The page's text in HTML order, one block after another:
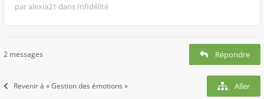
par alexia21 dans Infidélité
2 messages Répondre
Revenir à « Gestion des émotions » Aller